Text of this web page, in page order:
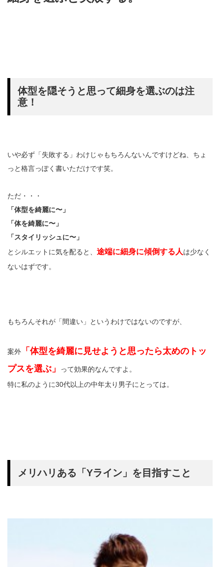
体型を隠そうと思って細身を選ぶのは注
意！
いや必ず「失敗する」わけじゃもちろんないんですけどね、ちょ
っと格言っぽく書いただけです笑。
ただ・・・
「体型を綺麗に〜」
「体を綺麗に〜」
「スタイリッシュに〜」
とシルエットに気を配ると、 途端に細身に傾倒する人は少なく
ないはずです。
もちろんそれが「間違い」というわけではないのですが、
案外
「体型を綺麗に見せようと思ったら太めのトッ
プスを選ぶ」
って効果的なんですよ。
特に私のように30代以上の中年太り男子にとっては。
メリハリある「Yライン」を目指すこと